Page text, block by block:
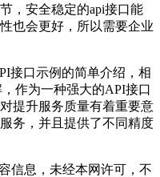
，安全稳定的api接口能
也会更好，所以需要企业
口示例的简单介绍，相
作为一种强大的API接口
提升服务质量有着重要意
务，并且提供了不同精度
信息，未经本网许可，不